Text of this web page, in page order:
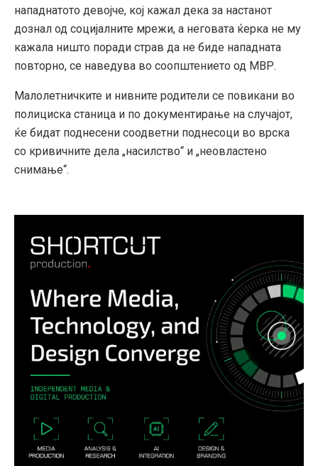
нападнатото девојче, кој кажал дека за настанот
дознал од социјалните мрежи, а неговата ќерка не му
кажала ништо поради страв да не биде нападната
повторно, се наведува во соопштението од МВР.
Малолетничките и нивните родители се повикани во
полициска станица и по документирање на случајот,
ќе бидат поднесени соодветни поднесоци во врска
со кривичните дела „насилство“ и „неовластено
снимање“.